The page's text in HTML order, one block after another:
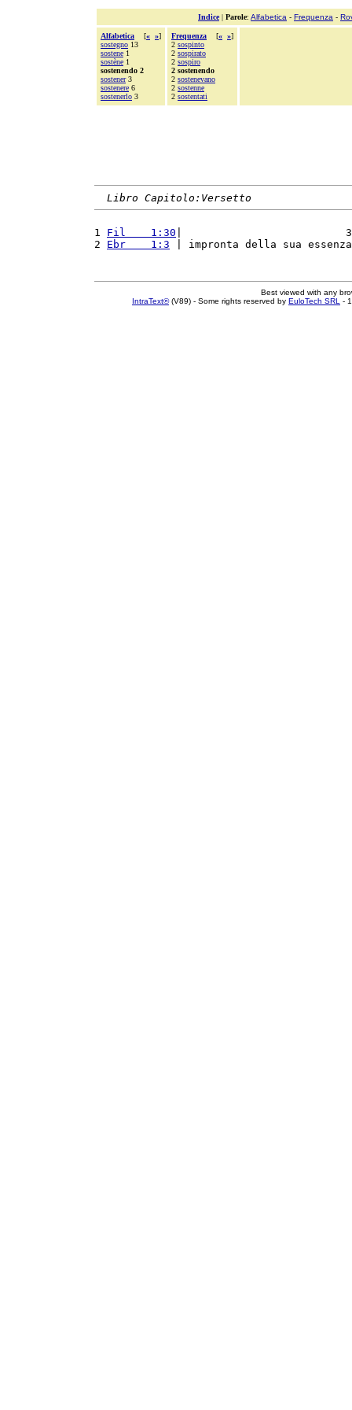
Indice| Parole: Alfabetica - Frequenza -
Alfabetica [« »]
sostegno 13
sostene 1
sostène 1
sostenendo 2
sostener3
sostenere 6
sostenerlo 3
Frequenza [« »]
2 sospinto
2 sospirato
2 sospiro
2 sostenendo
2 sostenevano
2 sostenne
2 sostentati
Libro Capitolo:Versetto
1 Fil    1:30 |
2 Ebr    1:3 | impronta della sua
Best viewed with any
IntraText®(V89) - Some rights reserved by EuloTech SRL -